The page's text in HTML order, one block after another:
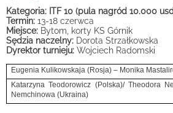
Kategoria: ITF 10 (pula nagród 10.000
Termin: 13-18 czerwca
Miejsce: Bytom, korty KS Górnik
Sędzia naczelny: Dorota Strzałkowska
Dyrektor turnieju: Wojciech Radomski
Eugenia Kulikowskaja (Rosja) – Monika
Katarzyna Teodorowicz (Polska)/ Theodora
Nemchinowa (Ukraina)